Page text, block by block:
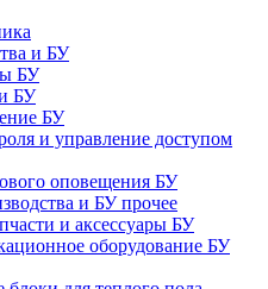
и БУ
БУ
БУ
БУ
и управление доступом
оповещения БУ
и БУ прочее
и аксессуары БУ
оборудование БУ